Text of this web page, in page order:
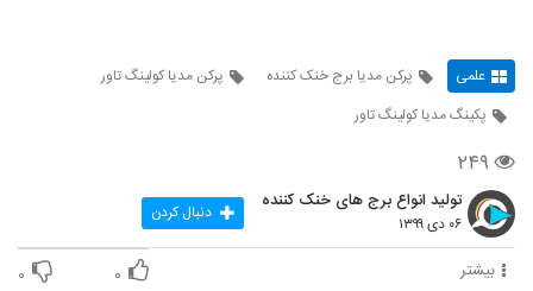
علمی پرکن مدیا برج خنک کننده
پرکن مدیا کولینگ تاور
پکینگ مدیا کولینگ تاور
۲۴۹
تولید انواع برج های خنک کننده
۰۶ دی ۱۳۹۹ دنبال کردن
بیشتر ۰ ۰